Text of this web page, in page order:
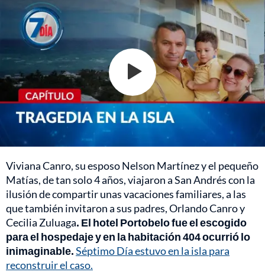
Viviana Canro, su esposo Nelson Martínez y el pequeño
Matías, de tan solo 4 años, viajaron a San Andrés con la
ilusión de compartir unas vacaciones familiares, a las
que también invitaron a sus padres, Orlando Canro y
Cecilia Zuluaga. El hotel Portobelo fue el escogido
para el hospedaje y en la habitación 404 ocurrió lo
inimaginable.Séptimo Día estuvo en la isla para
reconstruir el caso.